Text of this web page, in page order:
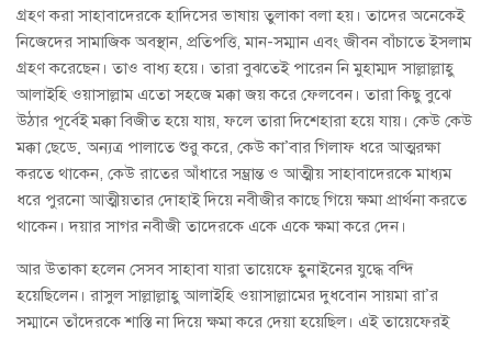
গ্রহণ করা সাহাবাদেরকে হাদিসের ভাষায় তুলাকা বলা হয়। তাদের অনেকেই
নিজেদের সামাজিক অবস্থান, প্রতিপত্তি, মান-সম্মান এবং জীবন বাঁচাতে ইসলাম
গ্রহণ করেছেন। তাও বাধ্য হয়ে। তারা বুঝতেই পারেন নি মুহাম্মদ সাল্লাল্লাহু
আলাইহি ওয়াসাল্লাম এতো সহজে মক্কা জয় করে ফেলবেন। তারা কিছু বুঝে
উঠার পূর্বেই মক্কা বিজীত হয়ে যায়, ফলে তারা দিশেহারা হয়ে যায়। কেউ কেউ
মক্কা ছেড়ে অন্যত্র পালাতে শুরু করে, কেউ কা’বার গিলাফ ধরে আত্মরক্ষা
করতে থাকেন, কেউ রাতের আঁধারে সম্ভ্রান্ত ও আত্মীয় সাহাবাদেরকে মাধ্যম
ধরে পুরনো আত্মীয়তার দোহাই দিয়ে নবীজীর কাছে গিয়ে ক্ষমা প্রার্থনা করতে
থাকেন। দয়ার সাগর নবীজী তাদেরকে একে একে ক্ষমা করে দেন।
আর উতাকা হলেন সেসব সাহাবা যারা তায়েফে হুনাইনের যুদ্ধে বন্দি
হয়েছিলেন। রাসুল সাল্লাল্লাহু আলাইহি ওয়াসাল্লামের দুধবোন সায়মা রা’র
সম্মানে তাঁদেরকে শাস্তি না দিয়ে ক্ষমা করে দেয়া হয়েছিল। এই তায়েফেরই